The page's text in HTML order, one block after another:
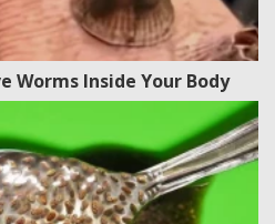
Worms Inside Your Body